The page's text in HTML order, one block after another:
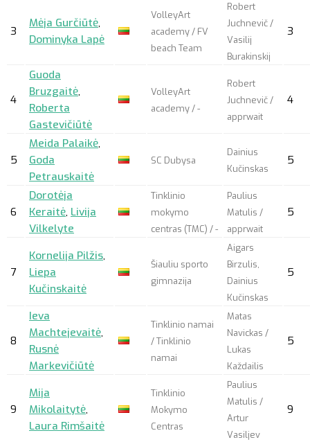
3
Mėja Gurčiūtė,
Dominyka Lapė
VolleyArt
academy / FV
beach Team
Robert
Juchnevič /
Vasilij
Burakinskij
3
4
Guoda
Bruzgaitė,
Roberta
Gastevičiūtė
VolleyArt
academy / -
Robert
Juchnevič /
apprwait
4
5
Meida Palaikė,
Goda
Petrauskaitė
SC Dubysa
Dainius
Kučinskas
5
6
Dorotėja
Keraitė, Livija
Vilkelyte
Tinklinio
mokymo
centras (TMC) / -
Paulius
Matulis /
apprwait
5
7
Kornelija Pilžis,
Liepa
Kučinskaitė
Šiauliu sporto
gimnazija
Aigars
Birzulis,
Dainius
Kučinskas
5
8
Ieva
Machtejevaitė,
Rusnė
Markevičiūtė
Tinklinio namai
/ Tinklinio
namai
Matas
Navickas /
Lukas
Každailis
5
9
Mija
Mikolaitytė,
Laura Rimšaitė
Tinklinio
Mokymo
Centras
Paulius
Matulis /
Artur
Vasiljev
9